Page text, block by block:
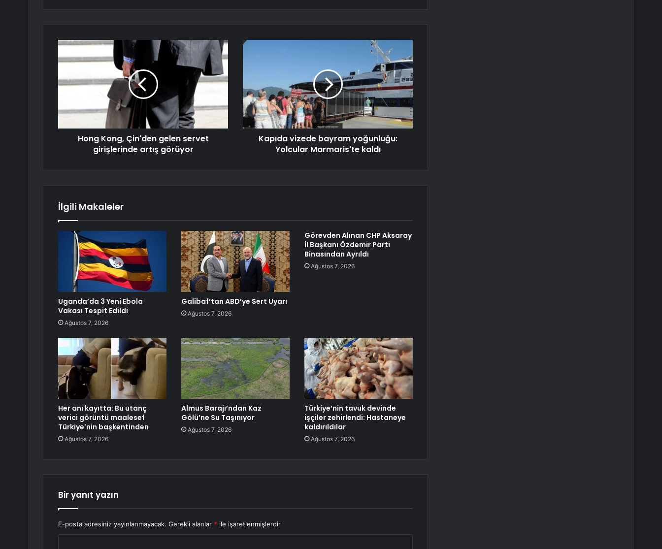
Hong Kong, Çin'den gelen servet
girişlerinde artış görüyor
Kapıda vizede bayram yoğunluğu:
Yolcular Marmaris'te kaldı
İlgili Makaleler
Uganda’da 3 Yeni Ebola
Vakası Tespit Edildi
Ağustos 7, 2026
Galibaf’tan ABD’ye Sert Uyarı
Ağustos 7, 2026
Görevden Alınan CHP Aksaray
İl Başkanı Özdemir Parti
Binasından Ayrıldı
Ağustos 7, 2026
Her anı kayıtta: Bu utanç
verici görüntü maalesef
Türkiye’nin başkentinden
Ağustos 7, 2026
Almus Barajı’ndan Kaz
Gölü’ne Su Taşınıyor
Ağustos 7, 2026
Türkiye’nin tavuk devinde
işçiler zehirlendi: Hastaneye
kaldırıldılar
Ağustos 7, 2026
Bir yanıt yazın
E-posta adresiniz yayınlanmayacak. Gerekli alanlar * ile işaretlenmişlerdir